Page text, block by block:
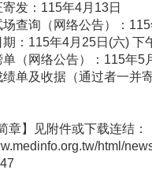
发：115年4月13日
查询（网络公告）：115
：115年4月25日(六) 下
（网络公告）：115年5
单及收据（通过者一并
章】见附件或下载连结：
html/